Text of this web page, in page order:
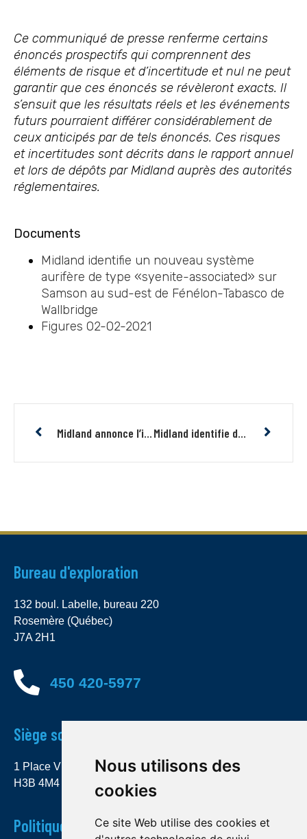
Nous utilisons des
cookies
Ce site Web utilise des cookies et
Ce communiqué de presse renferme certains
énoncés prospectifs qui comprennent des
éléments de risque et d’incertitude et nul ne peut
garantir que ces énoncés se révèleront exacts. Il
s’ensuit que les résultats réels et les événements
futurs pourraient différer considérablement de
ceux anticipés par de tels énoncés. Ces risques
et incertitudes sont décrits dans le rapport annuel
et lors de dépôts par Midland auprès des autorités
réglementaires.
Documents
Midland identifie un nouveau système
aurifère de type «syenite-associated» sur
Samson au sud-est de Fénélon-Tabasco de
Wallbridge
Figures 02-02-2021
Midland annonce l’identification d’une nouvelle zone aurifère dans les sédiments du Cadillac sur Maritime-Cadillac Midland identifie de nouvelles cibles sur Mythril et recommence les travaux géophysiques et le forage
Bureau d'exploration
132 boul. Labelle, bureau 220
Rosemère (Québec)
J7A 2H1
450 420-5977
Siège social
1 Place Ville Marie, bureau 4000 Montréal (Québec)
H3B 4M4
Politique de confidentialité